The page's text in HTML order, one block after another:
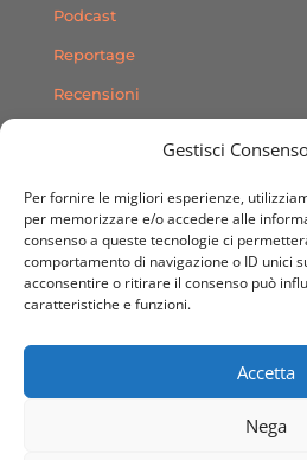
Gestisci
Per fornire le migliori esperienze,
per memorizzare e/o accedere alle
consenso a queste tecnologie ci
comportamento di navigazione o ID unici
acconsentire o ritirare il consenso può
caratteristiche e funzioni.
Accetta
Nega
Podcast
Reportage
Recensioni
Contatti
SEGUICI SUI SOCIAL